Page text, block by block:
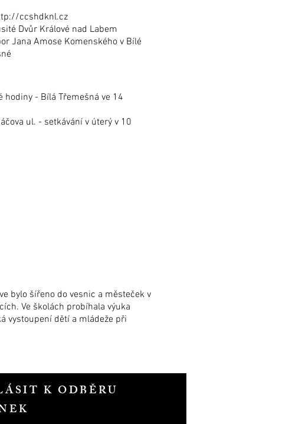
ccshdknl.cz
Dvůr Králové nad Labem
Jana Amose Komenského v Bílé
hodiny - Bílá Třemešná ve 14
ul. - setkávání v úterý v 10
bylo šířeno do vesnic a městeček v
Ve školách probíhala výuka
vystoupení dětí a mládeže při
K ODBĚRU